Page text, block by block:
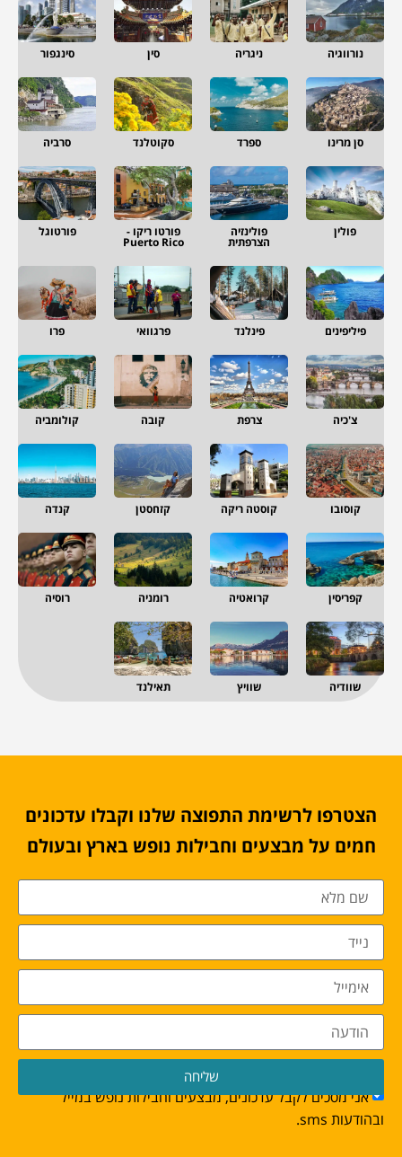
נורווגיה ניגריה סין סינגפור
סן מרינו ספרד סקוטלנד סרביה
פולין פולינזיה
הצרפתית
פורטו ריקו -
Puerto Rico
פורטוגל
פיליפינים פינלנד פרגוואי פרו
צ'כיה צרפת קובה קולומביה
קוסובו קוסטה ריקה קזחסטן קנדה
קפריסין קרואטיה רומניה רוסיה
שוודיה שוויץ תאילנד
הצטרפו לרשימת התפוצה שלנו וקבלו עדכונים
חמים על מבצעים וחבילות נופש בארץ ובעולם
אני מסכים לקבל עדכונים, מבצעים וחבילות נופש במייל
ובהודעות sms.
שליחה